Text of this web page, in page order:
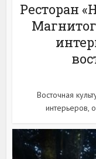
Ресторан
Восточная
интерьеров,